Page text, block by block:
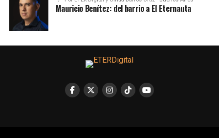
Mauricio Benítez: del barrio a El Eternauta